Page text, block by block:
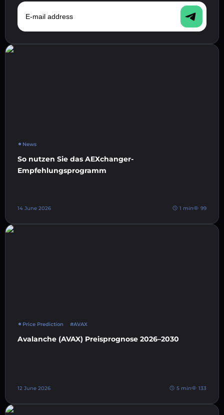
E-mail address
News
So nutzen Sie das AEXchanger-
Empfehlungsprogramm
14 June 2026 1 min 99
Price Prediction #AVAX
Avalanche (AVAX) Preisprognose 2026–2030
12 June 2026 5 min 133